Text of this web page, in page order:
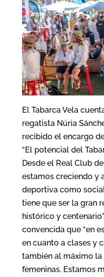
El Tabarca Vela
regatista Núria
recibido el encargo
“El potencial del
Desde el Real Club
estamos creciendo y
deportiva como
tiene que ser la gran
histórico y
convencida que “en
en cuanto a clases y
también al máximo
femeninas. Estamos